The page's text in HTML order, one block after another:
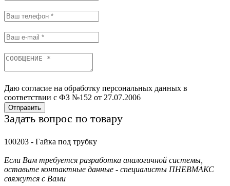
Даю согласие на обработку персональных данных в
соответствии с ФЗ №152 от 27.07.2006
Отправить
Задать вопрос по товару
100203 - Гайка под трубку
Если Вам требуется разработка аналогичной системы,
оставьте контактные данные - специалисты ПНЕВМАКС
свяжутся с Вами